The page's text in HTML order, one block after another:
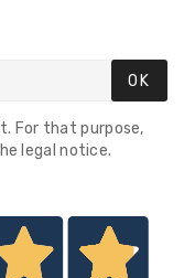
OK
For that purpose,
legal notice.